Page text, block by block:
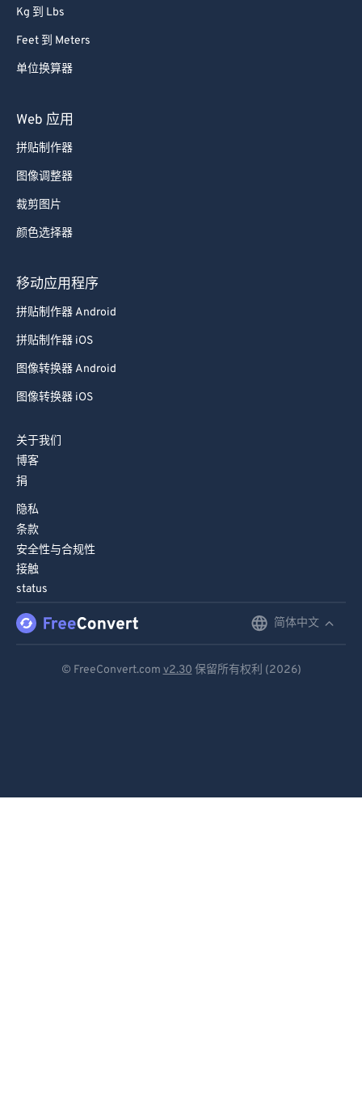
Kg 到 Lbs
Feet 到 Meters
单位换算器
Web 应用
拼贴制作器
图像调整器
裁剪图片
颜色选择器
移动应用程序
拼贴制作器 Android
拼贴制作器 iOS
图像转换器 Android
图像转换器 iOS
关于我们
博客
捐
隐私
条款
安全性与合规性
接触
status
简体中文
© FreeConvert.com v2.30 保留所有权利 (2026)